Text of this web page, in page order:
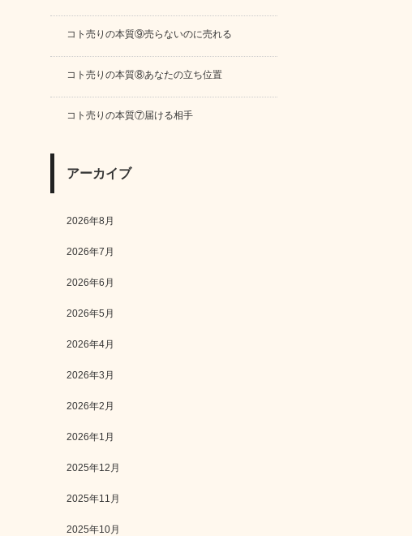
コト売りの本質⑨売らないのに売れる
コト売りの本質⑧あなたの立ち位置
コト売りの本質⑦届ける相手
アーカイブ
2026年8月
2026年7月
2026年6月
2026年5月
2026年4月
2026年3月
2026年2月
2026年1月
2025年12月
2025年11月
2025年10月